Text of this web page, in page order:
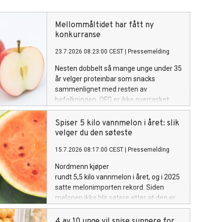
Mellommåltidet har fått ny
konkurranse
23.7.2026 08:23:00 CEST Pressemelding
Nesten dobbelt så mange unge under 35
år velger proteinbar som snacks
sammenlignet med resten av
befolkningen. OFG er ikke overrasket,
men mener trenden er verdt å se
nærmere på.
Spiser 5 kilo vannmelon i året: slik
velger du den søteste
15.7.2026 08:17:00 CEST Pressemelding
Nordmenn kjøper
rundt 5,5 kilo vannmelon i året, og i 2025
satte melonimporten rekord. Siden
melonen ikke blir søtere etter at den er
høstet, er det i butikken du finner den
søteste. Senior ernæringsrådgiver i OFG,